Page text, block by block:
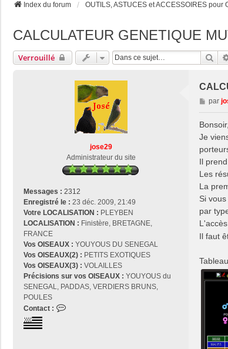
Index du forum OUTILS, ASTUCES et ACCESSOIRES pour
CALCULATEUR GENETIQUE
Verrouillé
jose29
Administrateur du site
Messages : 2312
Enregistré le : 23 déc. 2009, 21:49
Votre LOCALISATION : PLEYBEN
LOCALISATION : Finistère, BRETAGNE,
FRANCE
Vos OISEAUX : YOUYOUS DU SENEGAL
Vos OISEAUX(2) : PETITS EXOTIQUES
Vos OISEAUX(3) : VOLAILLES
Précisions sur vos OISEAUX : YOUYOUS du
SENEGAL, PADDAS, VERDIERS BRUNS,
POULES
Contact :
M
e
a
g
e
par
Bonsoir,
Je
Il
Les
La
Si
par
Il faut